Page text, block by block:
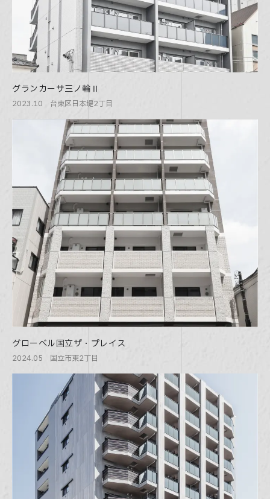
グランカーサ三ノ輪Ⅱ
2023.10 台東区日本堤2丁目
グローベル国立ザ・プレイス
2024.05 国立市東2丁目